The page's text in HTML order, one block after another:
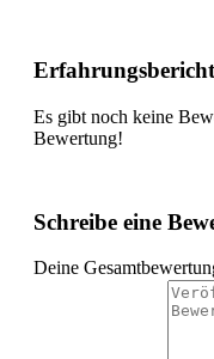
Es gibt noch keine
Bewertung!
Schreibe eine
Deine